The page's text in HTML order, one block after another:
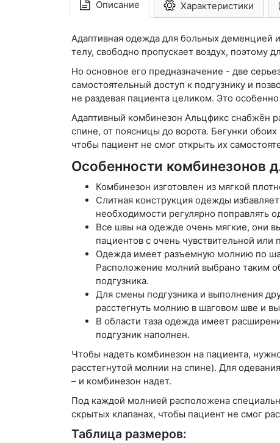
Описание Характеристики
Адаптивная одежда для больных деменцией
телу, свободно пропускает воздух, поэтому
Но основное его предназначение - две
самостоятельный доступ к подгузнику и
не раздевая пациента целиком. Это
Адаптивный комбинезон Альцфикс снабжён
спине, от поясницы до ворота. Бегунки
чтобы пациент не смог открыть их
Особенности комбинезонов
Комбинезон изготовлен из мягкой
Слитная конструкция одежды
необходимости регулярно поправлять
Все швы на одежде очень мягкие, они
пациентов с очень чувствительной
Одежда имеет разъемную молнию по
Расположение молний выбрано таким
подгузника.
Для смены подгузника и выполнения
расстегнуть молнию в шаговом шве и
В области таза одежда имеет
подгузник наполнен.
Чтобы надеть комбинезон на пациента,
расстегнутой молнии на спине). Для
– и комбинезон надет.
Под каждой молнией расположена
скрытых клапанах, чтобы пациент не смог
Таблица размеров: